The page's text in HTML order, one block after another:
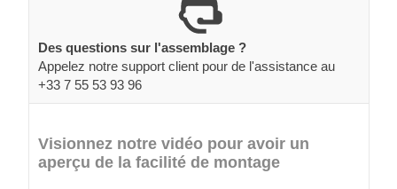
Des questions sur l'assemblage ?
Appelez notre support client pour de l'assistance au
+33 7 55 53 93 96
Visionnez notre vidéo pour avoir un
aperçu de la facilité de montage